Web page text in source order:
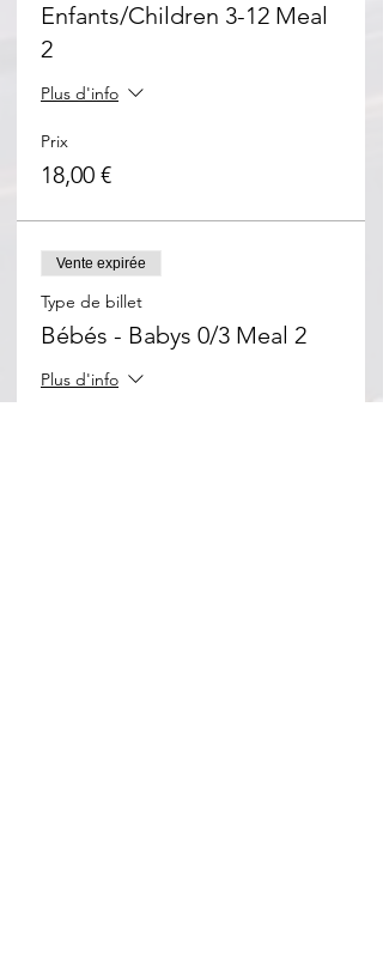
Enfants/Children 3-12 Meal
2
Plus d'info
Prix
18,00 €
Vente expirée
Type de billet
Bébés - Babys 0/3 Meal 2
Plus d'info